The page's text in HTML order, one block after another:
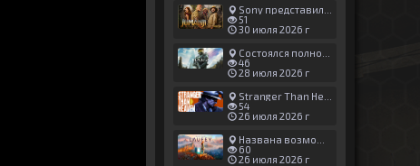
Sony представила трейлер новой части «Джуманджи»
51
30 июля 2026 г
Состоялся полноценный релиз Halo: Campaign Evolved
46
28 июля 2026 г
Stranger Than Heaven получила новый трейлер с акцентом на жестокие драки
54
26 июля 2026 г
Названа возможная дата выхода God of War: Laufey — 16 февраля 2027 года
60
26 июля 2026 г